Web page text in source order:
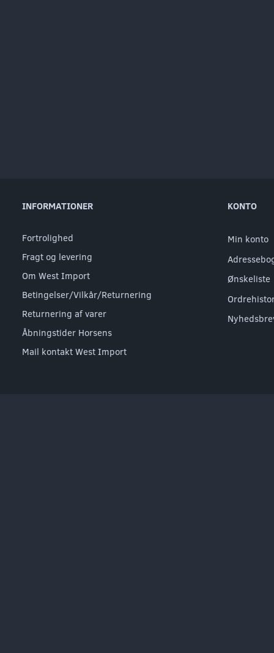
INFORMATIONER
Fortrolighed
Fragt og levering
Om West Import
Betingelser/Vilkår/Returnering
Returnering af varer
Åbningstider Horsens
Mail kontakt West Import
KONTO
Min konto
Ønskeliste